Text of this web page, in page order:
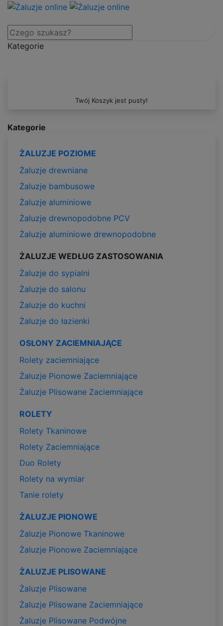
Kategorie
Twój Koszyk jest pusty!
Kategorie
ŻALUZJE POZIOME
Żaluzje drewniane
Żaluzje bambusowe
Żaluzje aluminiowe
Żaluzje drewnopodobne PCV
Żaluzje aluminiowe drewnopodobne
ŻALUZJE WEDŁUG ZASTOSOWANIA
Żaluzje do sypialni
Żaluzje do salonu
Żaluzje do kuchni
Żaluzje do łazienki
OSŁONY ZACIEMNIAJĄCE
Rolety zaciemniające
Żaluzje Pionowe Zaciemniające
Żaluzje Plisowane Zaciemniające
ROLETY
Rolety Tkaninowe
Rolety Zaciemniające
Duo Rolety
Rolety na wymiar
Tanie rolety
ŻALUZJE PIONOWE
Żaluzje Pionowe Tkaninowe
Żaluzje Pionowe Zaciemniające
ŻALUZJE PLISOWANE
Żaluzje Plisowane
Żaluzje Plisowane Zaciemniające
Żaluzje Plisowane Podwójne